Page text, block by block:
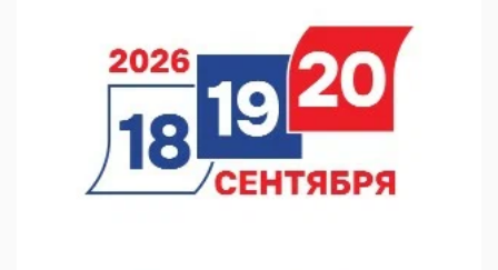
07.08.2026 12:15
В Нижнем Новгороде прошло совещание Росгвардии
07.08.2026 12:04